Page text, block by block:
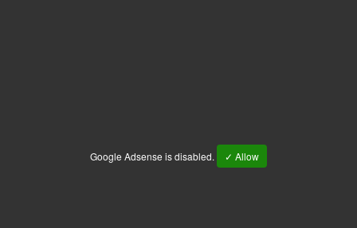
Google Adsense is disabled. ✓ Allow